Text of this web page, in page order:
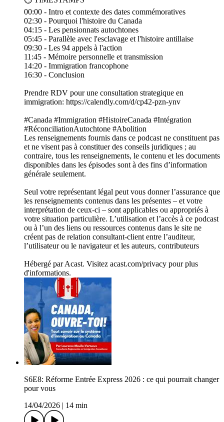
00:00 - Intro et contexte des dates commémoratives
02:30 - Pourquoi l'histoire du Canada
04:15 - Les pensionnats autochtones
05:45 - Parallèle avec l'esclavage et l'histoire antillaise
09:30 - Les 94 appels à l'action
11:45 - Mémoire personnelle et transmission
14:20 - Immigration francophone
16:30 - Conclusion
Prendre RDV pour une consultation strategique en
immigration: https://calendly.com/d/cp42-pzn-ynv
#Canada #Immigration #HistoireCanada #Intégration
#RéconciliationAutochtone #Abolition
Les renseignements fournis dans ce podcast ne constituent pas
et ne visent pas à constituer des conseils juridiques ; au
contraire, tous les renseignements, le contenu et les documents
disponibles dans les épisodes sont à des fins d’information
générale seulement.
Seul votre représentant légal peut vous donner l’assurance que
les renseignements contenus dans les présentes – et votre
interprétation de ceux-ci – sont applicables ou appropriés à
votre situation particulière. L’utilisation et l’accès à ce podcast
ou à l’un des liens ou ressources contenus dans le site ne
créent pas de relation consultant-client entre l’auditeur,
l’utilisateur ou le navigateur et les auteurs, contributeurs
Hébergé par Acast. Visitez acast.com/privacy pour plus
d'informations.
S6E8: Réforme Entrée Express 2026 : ce qui pourrait changer
pour vous
14/04/2026
14 min